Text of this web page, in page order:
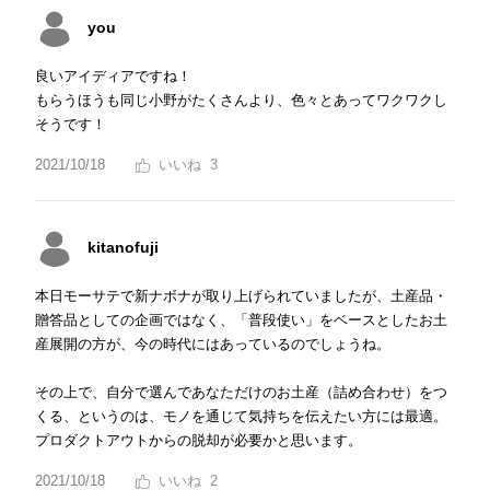
you
良いアイディアですね！
もらうほうも同じ小野がたくさんより、色々とあってワクワクし
そうです！
2021/10/18 3
kitanofuji
本日モーサテで新ナボナが取り上げられていましたが、土産品・
贈答品としての企画ではなく、「普段使い」をベースとしたお土
産展開の方が、今の時代にはあっているのでしょうね。
その上で、自分で選んであなただけのお土産（詰め合わせ）をつ
くる、というのは、モノを通じて気持ちを伝えたい方には最適。
プロダクトアウトからの脱却が必要かと思います。
2021/10/18 2